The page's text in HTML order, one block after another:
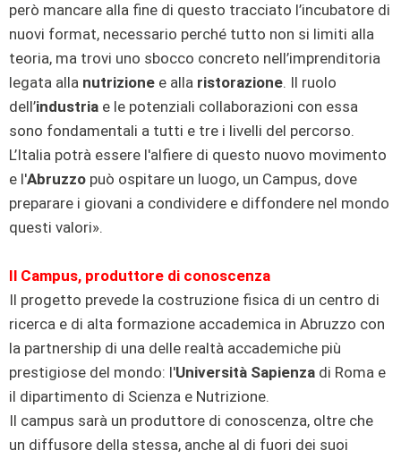
però mancare alla fine di questo tracciato l’incubatore di
nuovi format, necessario perché tutto non si limiti alla
teoria, ma trovi uno sbocco concreto nell’imprenditoria
legata alla nutrizione e alla ristorazione. Il ruolo
dell’industria e le potenziali collaborazioni con essa
sono fondamentali a tutti e tre i livelli del percorso.
L’Italia potrà essere l'alfiere di questo nuovo movimento
e l'Abruzzo può ospitare un luogo, un Campus, dove
preparare i giovani a condividere e diffondere nel mondo
questi valori».
Il Campus, produttore di conoscenza
Il progetto prevede la costruzione fisica di un centro di
ricerca e di alta formazione accademica in Abruzzo con
la partnership di una delle realtà accademiche più
prestigiose del mondo: l'Università Sapienza di Roma e
il dipartimento di Scienza e Nutrizione.
Il campus sarà un produttore di conoscenza, oltre che
un diffusore della stessa, anche al di fuori dei suoi